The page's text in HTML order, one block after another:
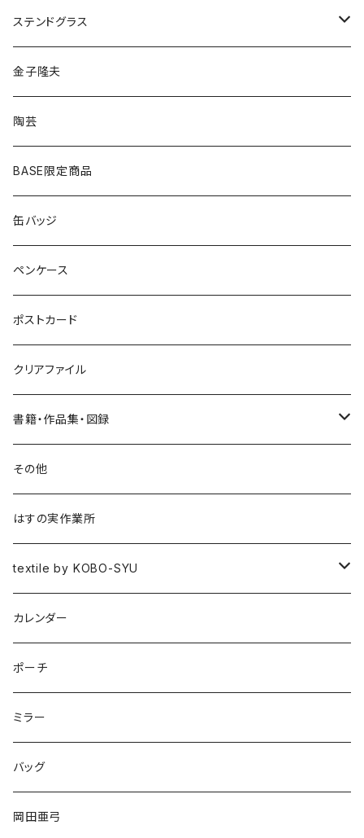
ゴールド
シルバー
ピアス
ゴールド
シルバー
ネックレス
ピアス
イヤリング
ヘアゴム
ポニーフック
ブローチ
ステンドグラス
アクセサリー
イヤリング
ピアス
雑貨・小物
金子隆夫
陶芸
BASE限定商品
缶バッジ
ペンケース
ポストカード
クリアファイル
書籍・作品集・図録
書籍
作品集
図録
その他
はすの実作業所
textile by KOBO-SYU
HISASHI IGARASHI
カレンダー
ポーチ
ミラー
バッグ
岡田亜弓